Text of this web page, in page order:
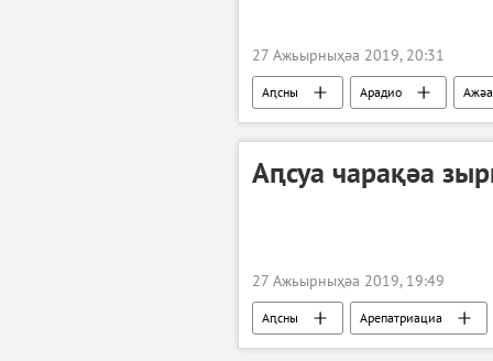
27 Ажьырныҳәа 2019, 20:31
Аԥсны Арадио
Аԥсуа чарақәа
27 Ажьырныҳәа 2019, 19:49
Аԥсны
Арепатриациа
Aлерт
Акультура